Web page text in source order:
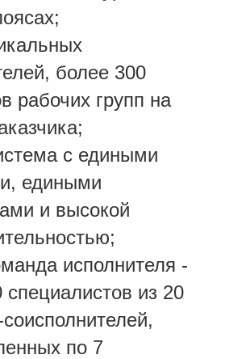
более 300
рабочих групп на
с едиными
едиными
и высокой
исполнителя -
специалистов из 20
по 7